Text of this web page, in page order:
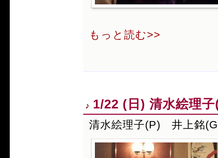
もっと読む>>
1/22 (日) 清水絵理
清水絵理子(P) 井上銘